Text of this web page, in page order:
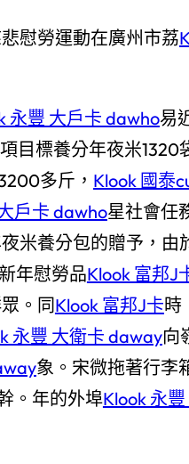
慰勞運動在廣州市荔
永豐 大戶卡 dawho易
目標養分年夜米1320
多斤， Klook 國泰
戶卡 dawho星社會任
米養分包的贈予，由
年慰勞品Klook 富邦J
。同Klook 富邦J卡時
永豐 大衛卡 daway向
象。宋微拖著行李
。年的外埠Klook 永